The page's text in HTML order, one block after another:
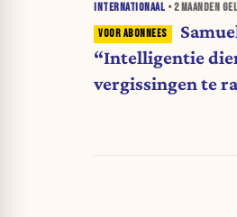
INTERNATIONAAL •2 MAANDEN
“Intelligentie
vergissingen te